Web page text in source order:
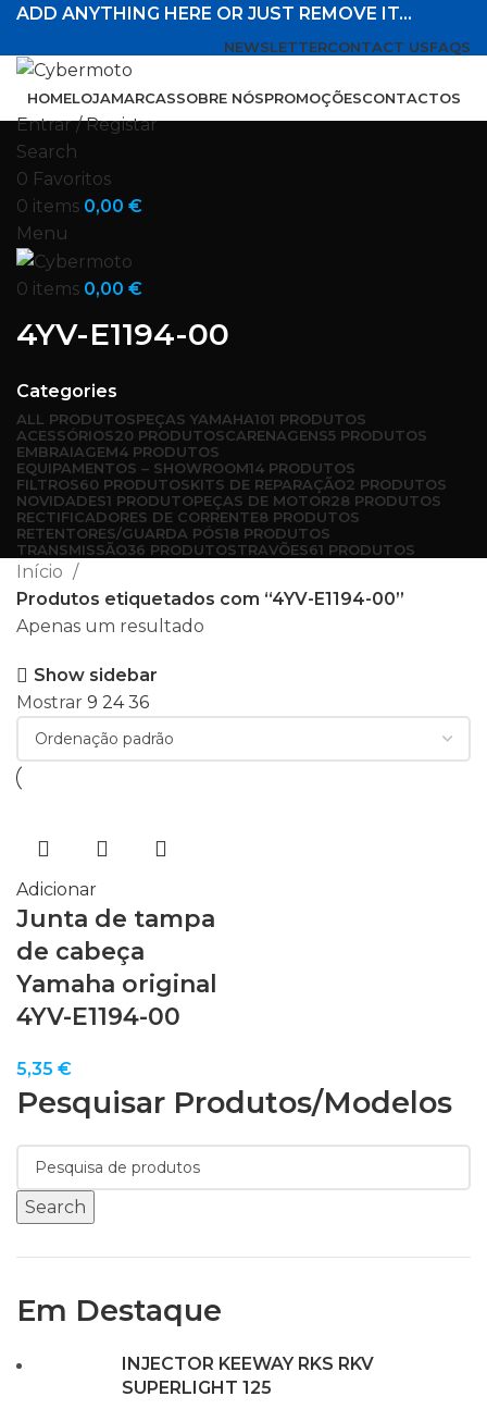
ADD ANYTHING HERE OR JUST REMOVE IT…
NEWSLETTERCONTACT USFAQS
HOMELOJAMARCASSOBRE NÓSPROMOÇÕESCONTACTOS
Entrar / Registar
Search
0 Favoritos
0 items 0,00 €
Menu
0 items 0,00 €
4YV-E1194-00
Categories
ALL PRODUTOSPEÇAS YAMAHA101 PRODUTOS
ACESSÓRIOS20 PRODUTOSCARENAGENS5 PRODUTOS
EMBRAIAGEM4 PRODUTOS
EQUIPAMENTOS – SHOWROOM14 PRODUTOS
FILTROS60 PRODUTOSKITS DE REPARAÇÃO2 PRODUTOS
NOVIDADES1 PRODUTOPEÇAS DE MOTOR28 PRODUTOS
RECTIFICADORES DE CORRENTE8 PRODUTOS
RETENTORES/GUARDA PÓS18 PRODUTOS
TRANSMISSÃO36 PRODUTOSTRAVÕES61 PRODUTOS
Pesquisar Produtos/modelos
Search
Em Destaque
INJECTOR KEEWAY RKS RKV
SUPERLIGHT 125
Início
Produtos etiquetados com “4YV-E1194-00”
Apenas um resultado
Show sidebar
Mostrar 9 2436
Adicionar
Junta de tampa
de cabeça
Yamaha original
4YV-E1194-00
5,35 €